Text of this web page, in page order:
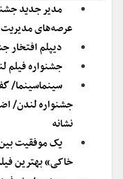
مدیر جدید
عرصه‌های
دیپلم افتخار
جشنواره فیلم
سینماسینما/
جشنواره لندن/
نشانه
یک موفقیت
خاکی» بهترین